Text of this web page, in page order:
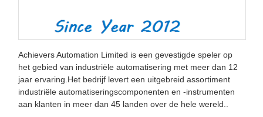
Achievers Automation Limited is een gevestigde speler op
het gebied van industriële automatisering met meer dan 12
jaar ervaring.Het bedrijf levert een uitgebreid assortiment
industriële automatiseringscomponenten en -instrumenten
aan klanten in meer dan 45 landen over de hele wereld..